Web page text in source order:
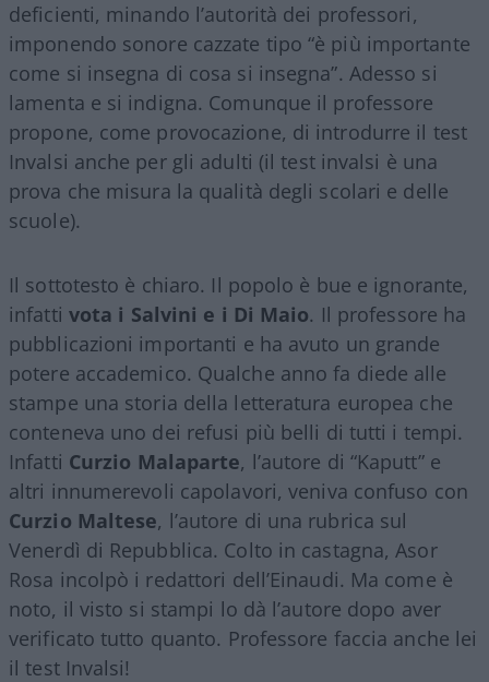
deficienti, minando l’autorità dei professori,
imponendo sonore cazzate tipo “è più importante
come si insegna di cosa si insegna”. Adesso si
lamenta e si indigna. Comunque il professore
propone, come provocazione, di introdurre il test
Invalsi anche per gli adulti (il test invalsi è una
prova che misura la qualità degli scolari e delle
scuole).
Il sottotesto è chiaro. Il popolo è bue e ignorante,
infatti vota i Salvini e i Di Maio. Il professore ha
pubblicazioni importanti e ha avuto un grande
potere accademico. Qualche anno fa diede alle
stampe una storia della letteratura europea che
conteneva uno dei refusi più belli di tutti i tempi.
Infatti Curzio Malaparte, l’autore di “Kaputt” e
altri innumerevoli capolavori, veniva confuso con
Curzio Maltese, l’autore di una rubrica sul
Venerdì di Repubblica. Colto in castagna, Asor
Rosa incolpò i redattori dell’Einaudi. Ma come è
noto, il visto si stampi lo dà l’autore dopo aver
verificato tutto quanto. Professore faccia anche lei
il test Invalsi!